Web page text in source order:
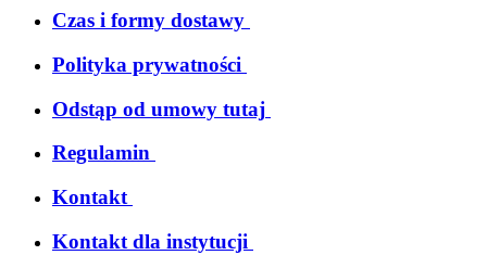
Czas i formy dostawy
Polityka prywatności
Odstąp od umowy tutaj
Regulamin
Kontakt
Kontakt dla instytucji